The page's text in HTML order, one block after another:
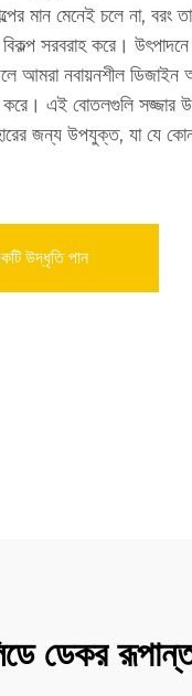
মান মেনেই চলে না,
বিকল্প সরবরাহ করে।
আমরা নবায়নশীল ডিজাইন
এই বোতলগুলি সজ্জার
জন্য উপযুক্ত, যা যে
উদ্ধৃতি পান
ডেকর